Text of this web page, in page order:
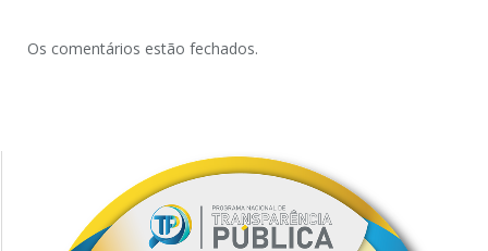
Os comentários estão fechados.